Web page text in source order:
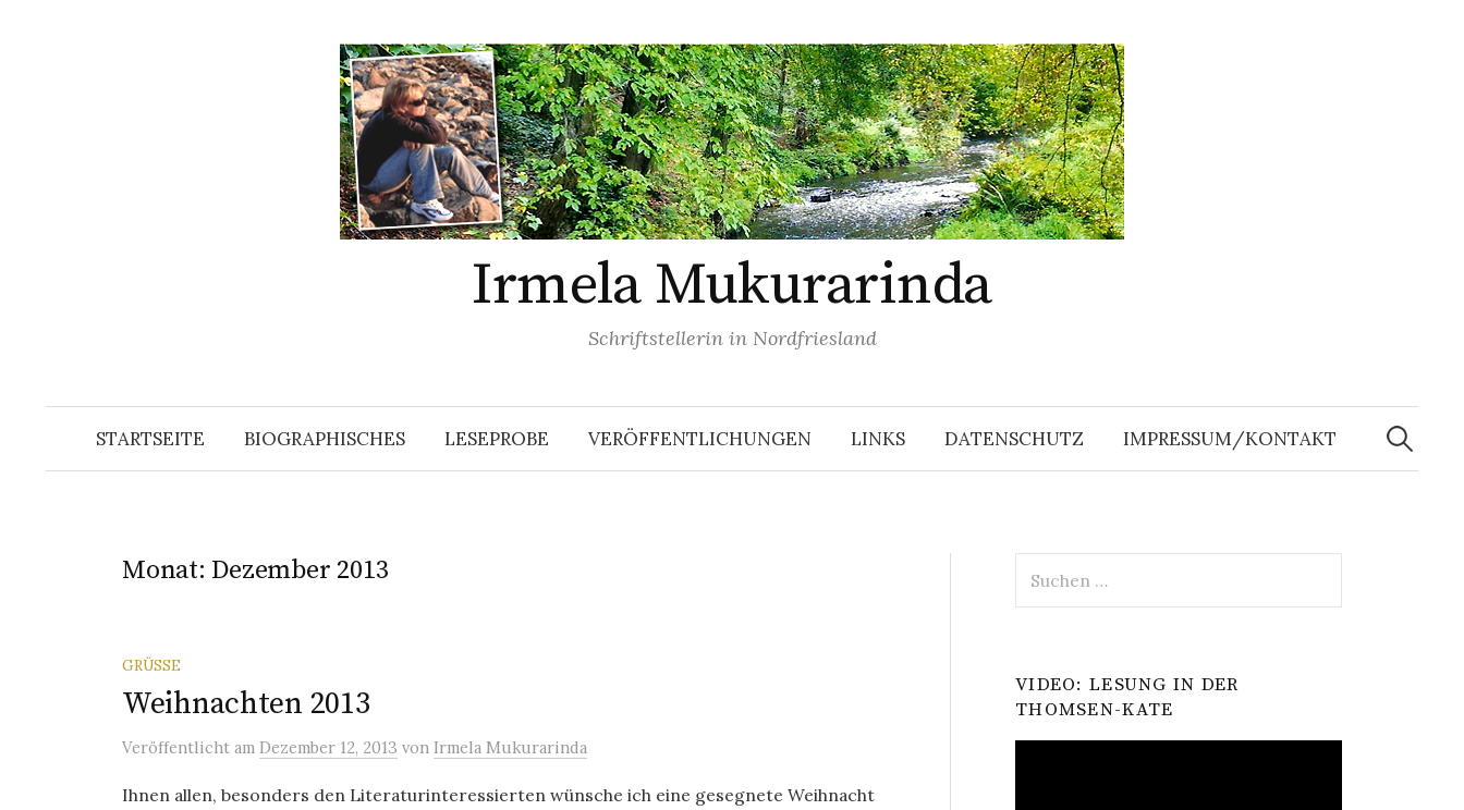
Irmela Mukurarinda
Schriftstellerin in Nordfriesland
STARTSEITE BIOGRAPHISCHES LESEPROBE VERÖFFENTLICHUNGEN LINKS DATENSCHUTZ IMPRESSUM/KONTAKT
Suchen
nach:
Monat: Dezember 2013
GRÜSSE
Weihnachten 2013
Veröffentlicht am Dezember 12, 2013 von Irmela Mukurarinda
Ihnen allen, besonders den Literaturinteressierten wünsche ich eine gesegnete Weihnacht
nach:
VIDEO: LESUNG IN DER
THOMSEN-KATE